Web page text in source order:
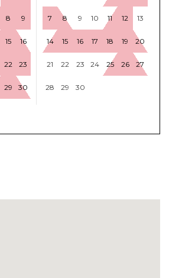
8 9
15 16
22 23
29 30
7 8 9 10 11 12 13
14 15 16 17 18 19 20
21 22 23 24 25 26 27
28 29 30